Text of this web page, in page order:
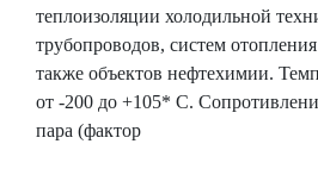
теплоизоляции холодильной
трубопроводов, систем
также объектов нефтехимии.
от -200 до +105* C.
пара (фактор